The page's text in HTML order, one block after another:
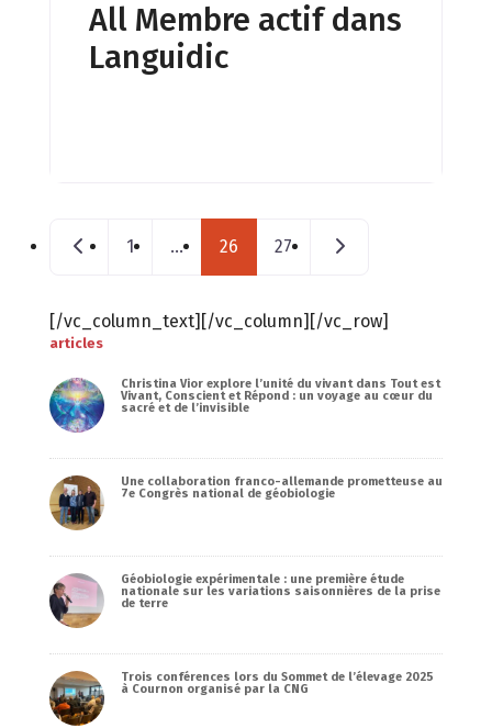
All Membre actif dans
Languidic
Posts navigation
Nouveaux postes
1 … 26 27 Messages plus
[/vc_column_text][/vc_column][/vc_row]
articles
Christina Vior explore l’unité du vivant dans Tout est
Vivant, Conscient et Répond : un voyage au cœur du
sacré et de l’invisible
Une collaboration franco-allemande prometteuse au
7e Congrès national de géobiologie
Géobiologie expérimentale : une première étude
nationale sur les variations saisonnières de la prise
de terre
Trois conférences lors du Sommet de l’élevage 2025
à Cournon organisé par la CNG